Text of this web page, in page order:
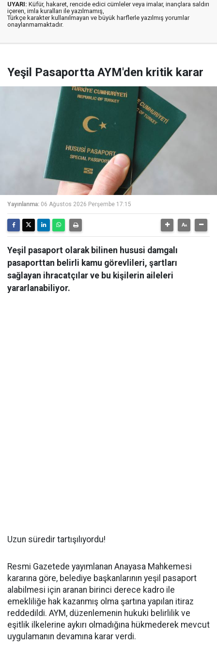
UYARI: Küfür, hakaret, rencide edici cümleler veya imalar, inançlara saldırı
içeren, imla kuralları ile yazılmamış,
Türkçe karakter kullanılmayan ve büyük harflerle yazılmış yorumlar
onaylanmamaktadır.
Yeşil Pasaportta AYM'den kritik karar
Yayınlanma: 06 Ağustos 2026 Perşembe 17:15
Yeşil pasaport olarak bilinen hususi damgalı
pasaporttan belirli kamu görevlileri, şartları
sağlayan ihracatçılar ve bu kişilerin aileleri
yararlanabiliyor.
Uzun süredir tartışılıyordu!
Resmi Gazetede yayımlanan Anayasa Mahkemesi
kararına göre, belediye başkanlarının yeşil pasaport
alabilmesi için aranan birinci derece kadro ile
emekliliğe hak kazanmış olma şartına yapılan itiraz
reddedildi. AYM, düzenlemenin hukuki belirlilik ve
eşitlik ilkelerine aykırı olmadığına hükmederek mevcut
uygulamanın devamına karar verdi.